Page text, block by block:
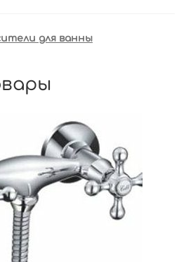
для ванны